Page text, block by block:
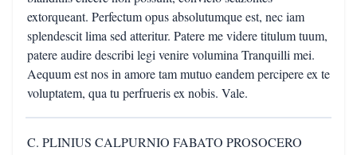
extorqueant. Perfectum opus absolutumque est, nec iam
splendescit lima sed atteritur. Patere me videre titulum tuum,
patere audire describi legi venire volumina Tranquilli mei.
Aequum est nos in amore tam mutuo eandem percipere ex te
voluptatem, qua tu perfrueris ex nobis. Vale.
C. PLINIUS CALPURNIO FABATO PROSOCERO